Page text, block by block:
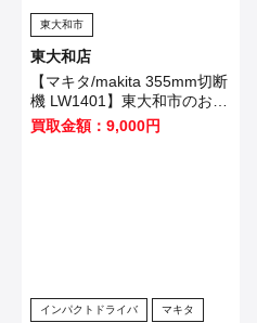
東大和市
東大和店
【マキタ/makita 355mm切断
機 LW1401】東大和市のお客
様から買取させていただきま
買取金額：9,000円
インパクトドライバ マキタ